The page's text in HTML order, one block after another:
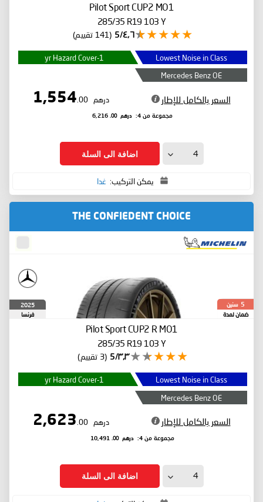
Pilot Sport CUP2 MO1
285/35 R19 103 Y
٤٫٦/5 (141 تقييم)
Lowest Noise in Class
1-yr Hazard Cover
Mercedes Benz OE
السعر بالكامل للإطار درهم 1,554
.00
مجموعة من 4: درهم 6,216
.00
اضافة الى السلة
يمكن التركيب: غدا
THE CONFIEDENT CHOICE
5 سنين
ضمان لمدة
2025
فرنسا
Pilot Sport CUP2 R MO1
285/35 R19 103 Y
٣٫٣/5 (3 تقييم)
Lowest Noise in Class
1-yr Hazard Cover
Mercedes Benz OE
السعر بالكامل للإطار درهم 2,623
.00
مجموعة من 4: درهم 10,491
.00
اضافة الى السلة